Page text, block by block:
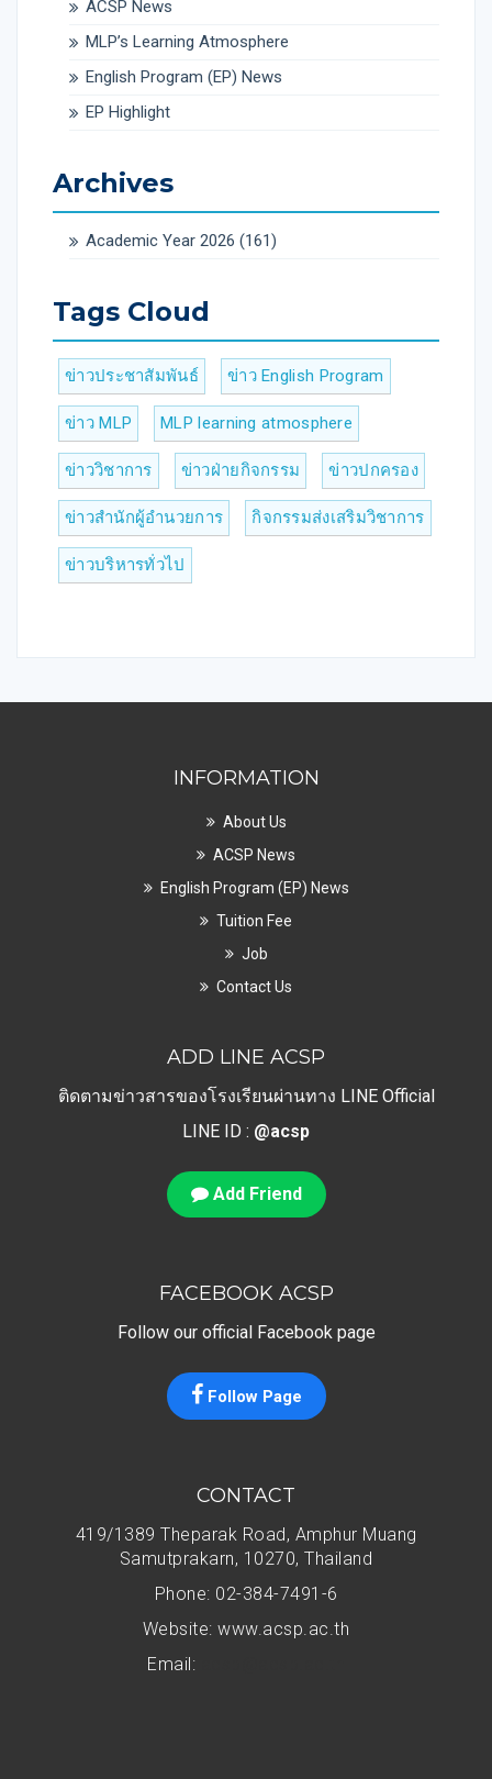
ACSP News
MLP’s Learning Atmosphere
English Program (EP) News
EP Highlight
Archives
Academic Year 2026 (161)
Tags Cloud
ข่าวประชาสัมพันธ์ ข่าว English Program
ข่าว MLP MLP learning atmosphere
ข่าววิชาการ ข่าวฝ่ายกิจกรรม ข่าวปกครอง
ข่าวสำนักผู้อำนวยการ กิจกรรมส่งเสริมวิชาการ
ข่าวบริหารทั่วไป
INFORMATION
About Us
ACSP News
English Program (EP) News
Tuition Fee
Job
Contact Us
ADD LINE ACSP
ติดตามข่าวสารของโรงเรียนผ่านทาง LINE Official
LINE ID : @acsp
Add Friend
FACEBOOK ACSP
Follow our official Facebook page
Follow Page
CONTACT
419/1389 Theparak Road, Amphur Muang
Samutprakarn, 10270, Thailand
Phone: 02-384-7491-6
Website: www.acsp.ac.th
Email: